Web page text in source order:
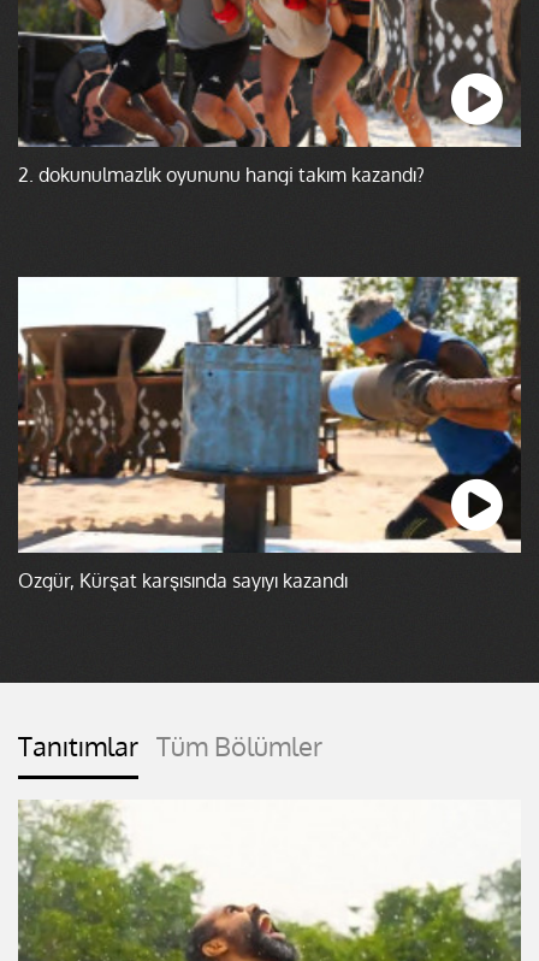
2. dokunulmazlık oyununu hangi takım kazandı?
Özgür, Kürşat karşısında sayıyı kazandı
Tanıtımlar Tüm Bölümler